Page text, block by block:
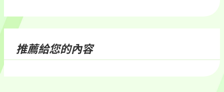
推薦給您的內容